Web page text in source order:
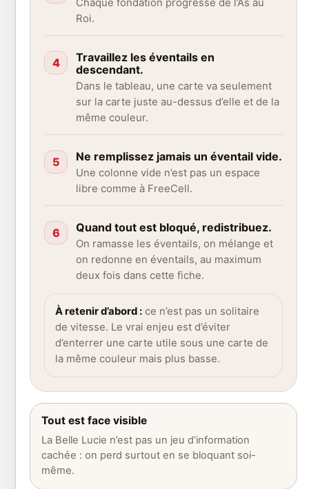
Chaque fondation progresse de l’As au
Roi.
4
Travaillez les éventails en
descendant.
Dans le tableau, une carte va seulement
sur la carte juste au-dessus d’elle et de la
même couleur.
5 Ne remplissez jamais un éventail vide.
Une colonne vide n’est pas un espace
libre comme à FreeCell.
6 Quand tout est bloqué, redistribuez.
On ramasse les éventails, on mélange et
on redonne en éventails, au maximum
deux fois dans cette fiche.
À retenir d’abord : ce n’est pas un solitaire
de vitesse. Le vrai enjeu est d’éviter
d’enterrer une carte utile sous une carte de
la même couleur mais plus basse.
Tout est face visible
La Belle Lucie n’est pas un jeu d’information
cachée : on perd surtout en se bloquant soi-
même.